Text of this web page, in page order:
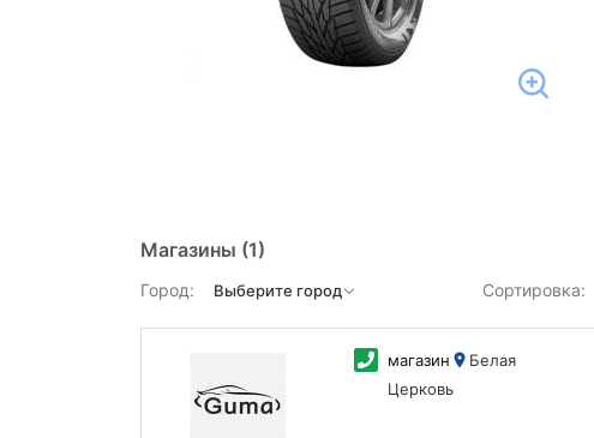
Магазины (1)
Город: Сортировка:
магазин
Белая
Церковь